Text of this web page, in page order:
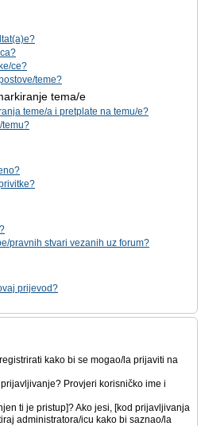
ce?
teme?
tema/e
teme/a i pretplate na temu/e?
temu?
pravnih stvari vezanih uz forum?
prijevod?
kako bi se mogao/la prijaviti na
Provjeri korisničko ime i
ti je pristup]? Ako jesi, [kod prijavljivanja
administratora/icu kako bi saznao/la